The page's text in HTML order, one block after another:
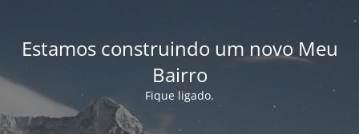
Estamos construindo um novo Meu
Bairro
Fique ligado.